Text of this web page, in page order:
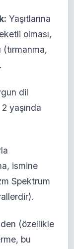
Yaşıtlarına
olması,
dil
yaşında
ismine
Spektrum
(özellikle
bu